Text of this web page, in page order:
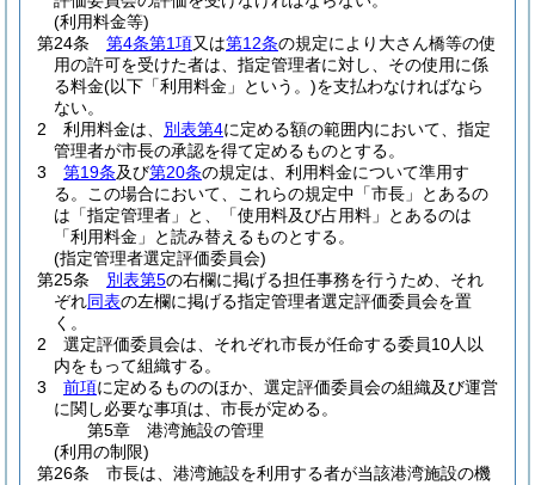
(利用料金等)
第24条
第4条第1項又は第12条の規定により大さん橋等の使
用の許可を受けた者は、指定管理者に対し、その使用に係
る料金(以下「利用料金」という。)を支払わなければなら
ない。
2
利用料金は、 別表第4に定める額の範囲内において、指定
管理者が市長の承認を得て定めるものとする。
3
第19条及び第20条の規定は、利用料金について準用す
る。
この場合において、これらの規定中「市長」とあるの
は「指定管理者」と、「使用料及び占用料」とあるのは
「利用料金」と読み替えるものとする。
(指定管理者選定評価委員会)
第25条
別表第5の右欄に掲げる担任事務を行うため、それ
ぞれ同表の左欄に掲げる指定管理者選定評価委員会を置
く。
2
選定評価委員会は、それぞれ市長が任命する委員10人以
内をもって組織する。
3
前項に定めるもののほか、選定評価委員会の組織及び運営
に関し必要な事項は、市長が定める。
第5章
港湾施設の管理
(利用の制限)
第26条
市長は、港湾施設を利用する者が当該港湾施設の機